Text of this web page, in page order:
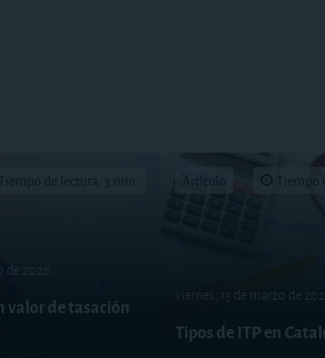
2026
valor de tasación
Artículo
viernes, 13 de marzo de
Tipos de ITP en